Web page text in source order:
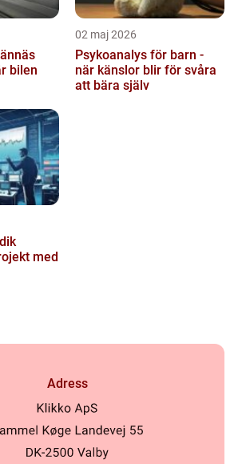
bilen
02 maj 2026
Psykoanalys för barn -
när känslor blir för svåra
att bära själv
med
Adress